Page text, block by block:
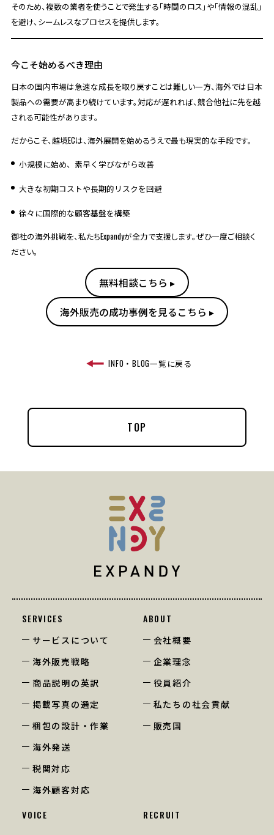
そのため、複数の業者を使うことで発生する「時間のロス」や「情報の混乱」
を避け、シームレスなプロセスを提供します。
今こそ始めるべき理由
日本の国内市場は急速な成長を取り戻すことは難しい一方、海外では日本
製品への需要が高まり続けています。対応が遅れれば、競合他社に先を越
される可能性があります。
だからこそ、越境ECは、海外展開を始めるうえで最も現実的な手段です。
小規模に始め、素早く学びながら改善
大きな初期コストや長期的リスクを回避
徐々に国際的な顧客基盤を構築
御社の海外挑戦を、私たちExpandyが全力で支援します。ぜひ一度ご相談く
ださい。
無料相談こちら ▸
海外販売の成功事例を見るこちら ▸
INFO・BLOG一覧に戻る
TOP
SERVICES
サービスについて
海外販売戦略
商品説明の英訳
掲載写真の選定
梱包の設計・作業
海外発送
税関対応
海外顧客対応
ABOUT
会社概要
企業理念
役員紹介
私たちの社会貢献
販売国
VOICE
RECRUIT